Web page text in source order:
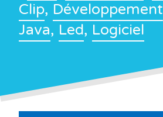
Clip, Développement
Java, Led, Logiciel